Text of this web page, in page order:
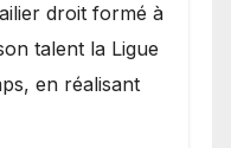
droit formé à
talent la Ligue
en réalisant